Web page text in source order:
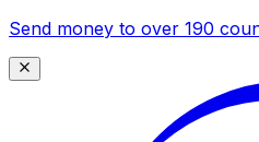
Send money to over 190